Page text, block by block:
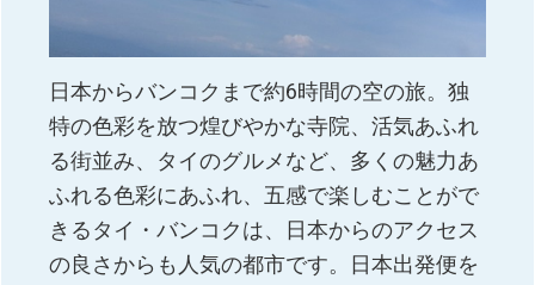
日本からバンコクまで約6時間の空の旅。独
特の色彩を放つ煌びやかな寺院、活気あふれ
る街並み、タイのグルメなど、多くの魅力あ
ふれる色彩にあふれ、五感で楽しむことがで
きるタイ・バンコクは、日本からのアクセス
の良さからも人気の都市です。日本出発便を